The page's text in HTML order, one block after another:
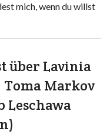
mich, wenn du willst
über Lavinia
Markov
Leschawa